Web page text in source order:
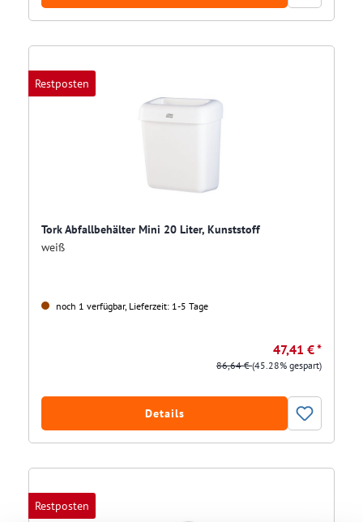
Restposten
Tork Abfallbehälter Mini 20 Liter, Kunststoff
weiß
noch 1 verfügbar, Lieferzeit: 1-5 Tage
47,41 € *
86,64 €(45.28% gespart)
Details
Restposten